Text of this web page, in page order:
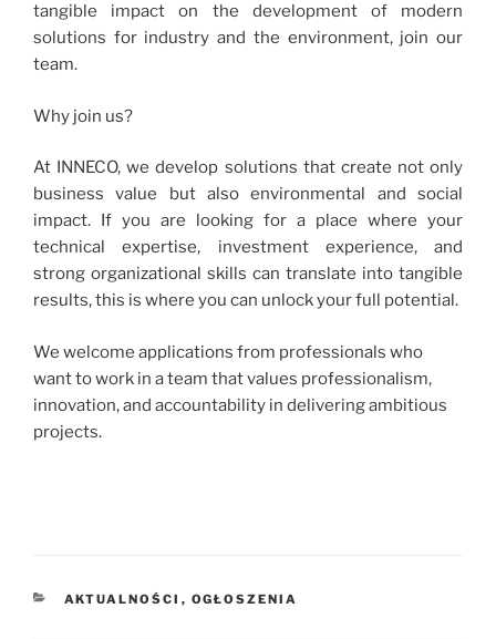
tangible impact on the development of modern
solutions for industry and the environment, join our
team.
Why join us?
At INNECO, we develop solutions that create not only
business value but also environmental and social
impact. If you are looking for a place where your
technical expertise, investment experience, and
strong organizational skills can translate into tangible
results, this is where you can unlock your full potential.
We welcome applications from professionals who
want to work in a team that values professionalism,
innovation, and accountability in delivering ambitious
projects.
KATEGORIE
AKTUALNOŚCI , OGŁOSZENIA